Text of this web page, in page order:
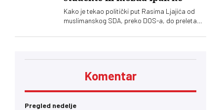
Kako je tekao politički put Rasima Ljajića od
muslimanskog SDA, preko DOS-a, do preleta
će se usuditi da javno podrži studente?
Komentar
Pregled nedelje